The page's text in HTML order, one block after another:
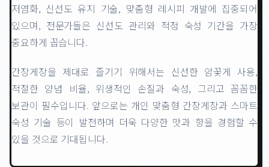
저염화, 신선도 유지 기술, 맞춤형 레시피 개발에 집중되어
있으며, 전문가들은 신선도 관리와 적정 숙성 기간을 가장
중요하게 꼽습니다.
간장게장을 제대로 즐기기 위해서는 신선한 암꽃게 사용,
적절한 양념 비율, 위생적인 손질과 숙성, 그리고 꼼꼼한
보관이 필수입니다. 앞으로는 개인 맞춤형 간장게장과 스마트
숙성 기술 등이 발전하며 더욱 다양한 맛과 향을 경험할 수
있을 것으로 기대됩니다.